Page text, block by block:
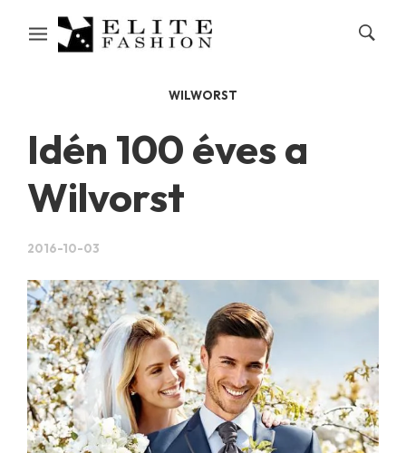
WILWORST
Idén 100 éves a
Wilvorst
2016-10-03